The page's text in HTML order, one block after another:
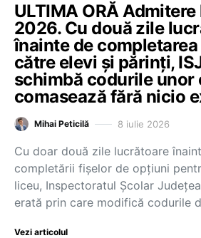
ULTIMA ORĂ
2026. Cu două zile
înainte de
către elevi și părinți,
schimbă codurile unor
comasează fără nicio
Mihai Peticilă 8 iulie 2026
Cu doar două zile lucrătoare
completării fișelor de opțiuni
liceu, Inspectoratul Școlar
erată prin care modifică codurile
Vezi articolul